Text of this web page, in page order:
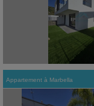
Appartement à Marbella